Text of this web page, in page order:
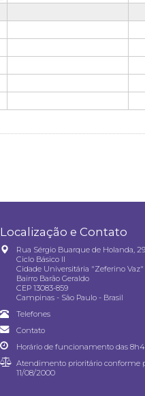
Localização e Contato
Rua Sérgio Buarque de Holanda,
Ciclo Básico II
Cidade Universitária "Zeferino Vaz"
Bairro Barão Geraldo
CEP 13083-859
Campinas - São Paulo - Brasil
Telefones
Contato
Horário de funcionamento das
Atendimento prioritário conforme
11/08/2000